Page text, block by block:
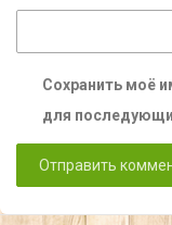
Сохранить моё
для